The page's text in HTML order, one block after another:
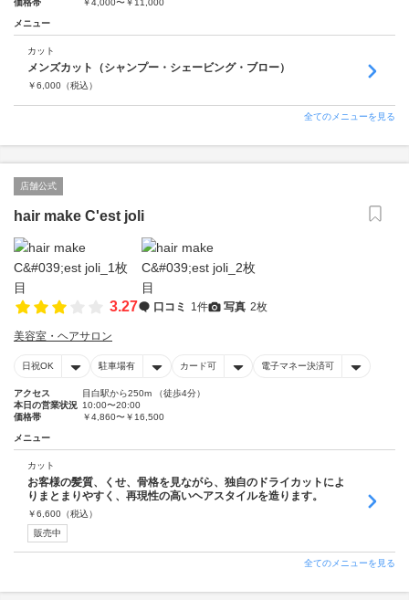
価格帯
￥4,000〜￥11,000
メニュー
カット
メンズカット（シャンプー・シェービング・ブロー）
￥6,000 （税込）
全てのメニューを見る
店舗公式
hair make C'est joli
3.27 口コミ 1件 写真 2枚
美容室・ヘアサロン
日祝OK 駐車場有 カード可 電子マネー決済可
アクセス
目白駅から250m （徒歩4分）
本日の営業状況 10:00〜20:00
価格帯
￥4,860〜￥16,500
メニュー
カット
お客様の髪質、くせ、骨格を見ながら、独自のドライカットによ
りまとまりやすく、再現性の高いヘアスタイルを造ります。
￥6,600 （税込）
販売中
全てのメニューを見る